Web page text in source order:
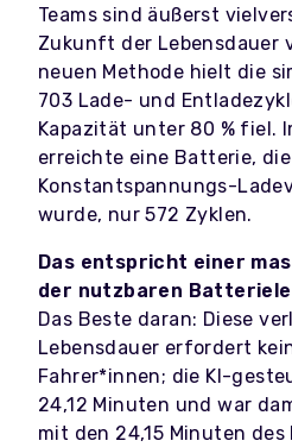
Teams sind äußerst
Zukunft der Lebensdauer
neuen Methode hielt die
703 Lade- und
Kapazität unter 80 % fiel.
erreichte eine Batterie,
Konstantspannungs-
wurde, nur 572 Zyklen.
Das entspricht einer
der nutzbaren
Das Beste daran: Diese
Lebensdauer erfordert
Fahrer*innen; die KI-
24,12 Minuten und war
mit den 24,15 Minuten des